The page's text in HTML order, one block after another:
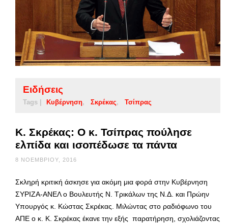
Ειδήσεις
Tags | Κυβέρνηση Σκρέκας Τσίπρας
Κ. Σκρέκας: Ο κ. Τσίπρας πούλησε
ελπίδα και ισοπέδωσε τα πάντα
8 ΝΟΕΜΒΡΊΟΥ, 2016
Σκληρή κριτική άσκησε για ακόμη μια φορά στην Κυβέρνηση
ΣΥΡΙΖΑ-ΑΝΕΛ ο Βουλευτής Ν. Τρικάλων της Ν.Δ. και Πρώην
Υπουργός κ. Κώστας Σκρέκας. Μιλώντας στο ραδιόφωνο του
ΑΠΕ ο κ. Κ. Σκρέκας έκανε την εξής παρατήρηση, σχολιάζοντας